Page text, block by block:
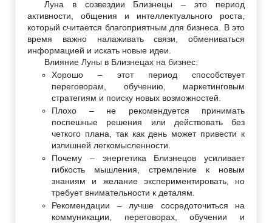
Луна в созвездии Близнецы – это период
активности, общения и интеллектуального роста,
который считается благоприятным для бизнеса. В это
время важно налаживать связи, обмениваться
информацией и искать новые идеи.
Влияние Луны в Близнецах на бизнес:
Хорошо – этот период способствует
переговорам, обучению, маркетинговым
стратегиям и поиску новых возможностей.
Плохо – не рекомендуется принимать
поспешные решения или действовать без
четкого плана, так как день может привести к
излишней легкомысленности.
Почему – энергетика Близнецов усиливает
гибкость мышления, стремление к новым
знаниям и желание экспериментировать, но
требует внимательности к деталям.
Рекомендации – лучше сосредоточиться на
коммуникации, переговорах, обучении и